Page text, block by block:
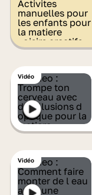
Vidéo
Vidéo